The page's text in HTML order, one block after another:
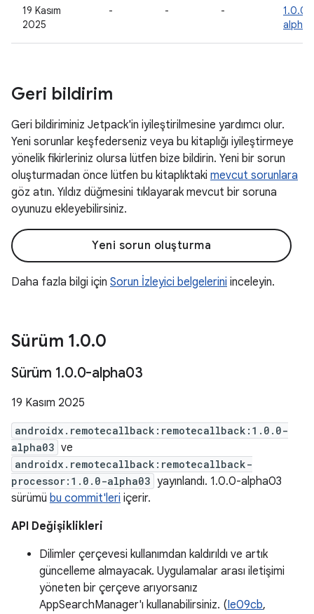
19 Kasım
2025
- - -
1.0.0-
Geri bildirim
Geri bildiriminiz Jetpack'in iyileştirilmesine yardımcı olur.
Yeni sorunlar keşfederseniz veya bu kitaplığı iyileştirmeye
yönelik fikirleriniz olursa lütfen bize bildirin. Yeni bir sorun
oluşturmadan önce lütfen bu kitaplıktaki mevcut sorunlara
göz atın. Yıldız düğmesini tıklayarak mevcut bir soruna
oyunuzu ekleyebilirsiniz.
Yeni sorun oluşturma
Daha fazla bilgi için Sorun İzleyici belgelerini inceleyin.
Sürüm 1.0.0
Sürüm 1.0.0-alpha03
19 Kasım 2025
androidx.remotecallback:remotecallback:1.0.0-
alpha03 ve
androidx.remotecallback:remotecallback-
processor:1.0.0-alpha03 yayınlandı. 1.0.0-alpha03
sürümü bu commit'leri içerir.
API Değişiklikleri
Dilimler çerçevesi kullanımdan kaldırıldı ve artık
güncelleme almayacak. Uygulamalar arası iletişimi
yöneten bir çerçeve arıyorsanız
AppSearchManager'ı kullanabilirsiniz. (Ie09cb,